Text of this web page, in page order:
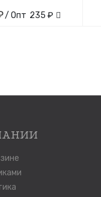
/ Опт 235 ₽